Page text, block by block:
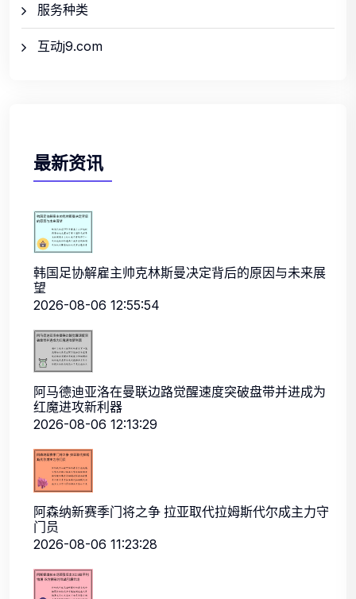
服务种类
互动j9.com
最新资讯
韩国足协解雇主帅克林斯曼决定背后的原因与未来展
望
2026-08-06 12:55:54
阿马德迪亚洛在曼联边路觉醒速度突破盘带并进成为
红魔进攻新利器
2026-08-06 12:13:29
阿森纳新赛季门将之争 拉亚取代拉姆斯代尔成主力守
门员
2026-08-06 11:23:28